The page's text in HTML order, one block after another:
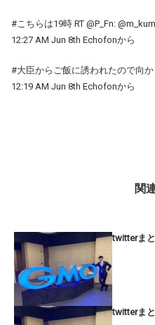
#こちらは19時 RT @P_Fn:
12:27 AM Jun 8th Echofonから
#大臣からご飯に誘われたので向
12:19 AM Jun 8th Echofonから
関
twitterま
twitterま